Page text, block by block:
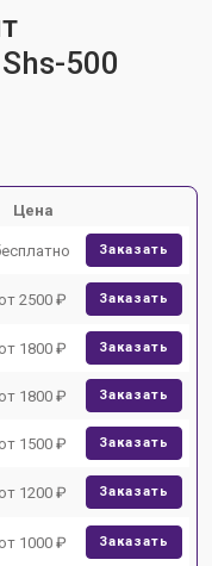
500
Цена
Заказать
от 2500 ₽ Заказать
от 1800 ₽ Заказать
от 1800 ₽ Заказать
от 1500 ₽ Заказать
от 1200 ₽ Заказать
от 1000 ₽ Заказать